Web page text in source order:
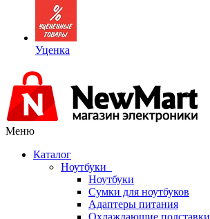
Уценка
Меню
Каталог
Ноутбуки
Ноутбуки
Сумки для ноутбуков
Адаптеры питания
Охлаждающие подставки